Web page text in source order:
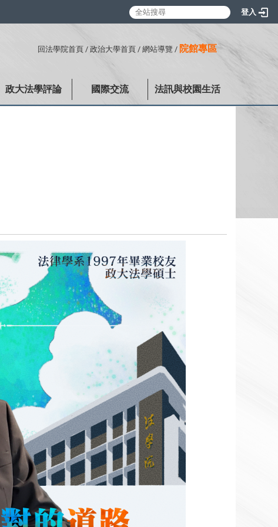
登入
回法學院首頁 / 政治大學首頁 / 網站導覽 / 院館專區
政大法學評論 國際交流 法訊與校園生活
感謝政大法學博士陳樹村學長支持法學院館興建
2023-10-02
感謝112級法碩專班翁榮志學長支持法學院館興建